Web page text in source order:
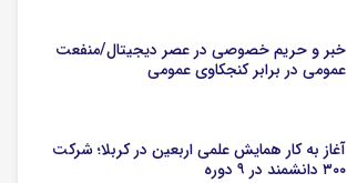
خبر و حریم خصوصی در عصر دیجیتال/منفعت
عمومی در برابر کنجکاوی عمومی
آغاز به کار همایش علمی اربعین در کربلا؛ شرکت
۳۰۰ دانشمند در ۹ دوره